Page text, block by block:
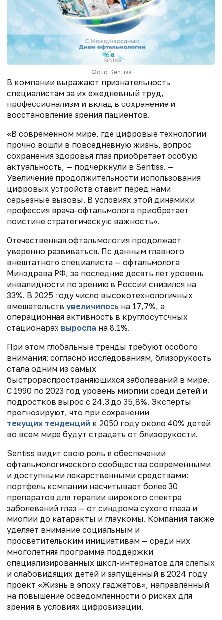
Фото: Sentiss
В компании выражают признательность
специалистам за их ежедневный труд,
профессионализм и вклад в сохранение и
восстановление зрения пациентов.
«В современном мире, где цифровые технологии
прочно вошли в повседневную жизнь, вопрос
сохранения здоровья глаз приобретает особую
актуальность, — подчеркнули в Sentiss. —
Увеличение продолжительности использования
цифровых устройств ставит перед нами
серьезные вызовы. В условиях этой динамики
профессия врача-офтальмолога приобретает
поистине стратегическую важность».
Отечественная офтальмология продолжает
уверенно развиваться. По данным главного
внештатного специалиста — офтальмолога
Минздрава РФ, за последние десять лет уровень
инвалидности по зрению в России снизился на
33%. В 2025 году число высокотехнологичных
вмешательств увеличилось на 17,7%, а
операционная активность в круглосуточных
стационарах выросла на 8,1%.
При этом глобальные тренды требуют особого
внимания: согласно исследованиям, близорукость
стала одним из самых
быстрораспространяющихся заболеваний в мире.
С 1990 по 2023 год уровень миопии среди детей и
подростков вырос с 24,3 до 35,8%. Эксперты
прогнозируют, что при сохранении
текущих тенденций к 2050 году около 40% детей
во всем мире будут страдать от близорукости.
Sentiss видит свою роль в обеспечении
офтальмологического сообщества современными
и доступными лекарственными средствами:
портфель компании насчитывает более 30
препаратов для терапии широкого спектра
заболеваний глаз — от синдрома сухого глаза и
миопии до катаракты и глаукомы. Компания также
уделяет внимание социальным и
просветительским инициативам — среди них
многолетняя программа поддержки
специализированных школ-интернатов для слепых
и слабовидящих детей и запущенный в 2024 году
проект «Жизнь в эпоху гаджетов», направленный
на повышение осведомленности о рисках для
зрения в условиях цифровизации.